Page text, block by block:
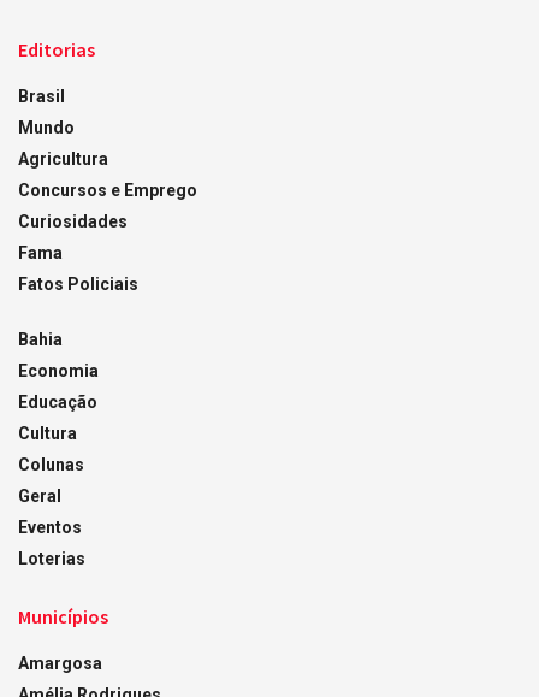
Editorias
Brasil
Mundo
Agricultura
Concursos e Emprego
Curiosidades
Fama
Fatos Policiais
Bahia
Economia
Educação
Cultura
Colunas
Geral
Eventos
Loterias
Municípios
Amargosa